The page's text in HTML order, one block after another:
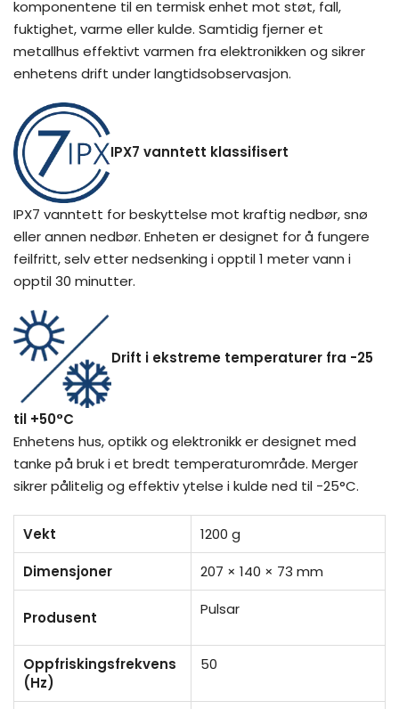
komponentene til en termisk enhet mot støt, fall,
fuktighet, varme eller kulde. Samtidig fjerner et
metallhus effektivt varmen fra elektronikken og sikrer
enhetens drift under langtidsobservasjon.
IPX7 vanntett klassifisert
IPX7 vanntett for beskyttelse mot kraftig nedbør, snø
eller annen nedbør. Enheten er designet for å fungere
feilfritt, selv etter nedsenking i opptil 1 meter vann i
opptil 30 minutter.
Drift i ekstreme temperaturer fra -25
til +50°C
Enhetens hus, optikk og elektronikk er designet med
tanke på bruk i et bredt temperaturområde. Merger
sikrer pålitelig og effektiv ytelse i kulde ned til -25°C.
Vekt
1200 g
Dimensjoner
207 × 140 × 73 mm
Produsent Pulsar
Oppfriskingsfrekvens
(Hz)
50